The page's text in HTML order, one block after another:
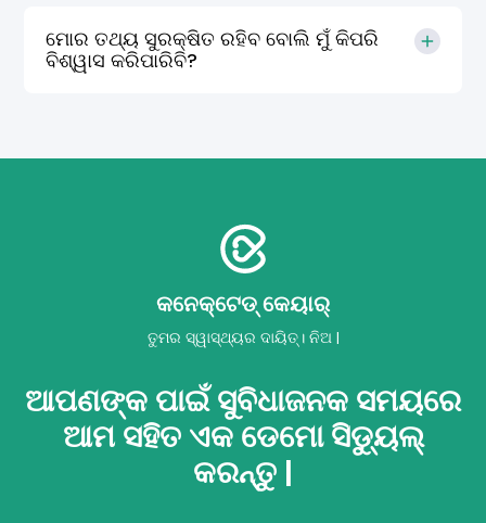
ମୋର ତଥ୍ୟ ସୁରକ୍ଷିତ ରହିବ ବୋଲି ମୁଁ କିପରି
ବିଶ୍ୱାସ କରିପାରିବି?
କନେକ୍ଟେଡ୍ କେୟାର୍
ତୁମର ସ୍ୱାସ୍ଥ୍ୟର ଦାୟିତ୍। ନିଅ |
ଆପଣଙ୍କ ପାଇଁ ସୁବିଧାଜନକ ସମୟରେ
ଆମ ସହିତ ଏକ ଡେମୋ ସିଡ୍ୟୁଲ୍
କରନ୍ତୁ |